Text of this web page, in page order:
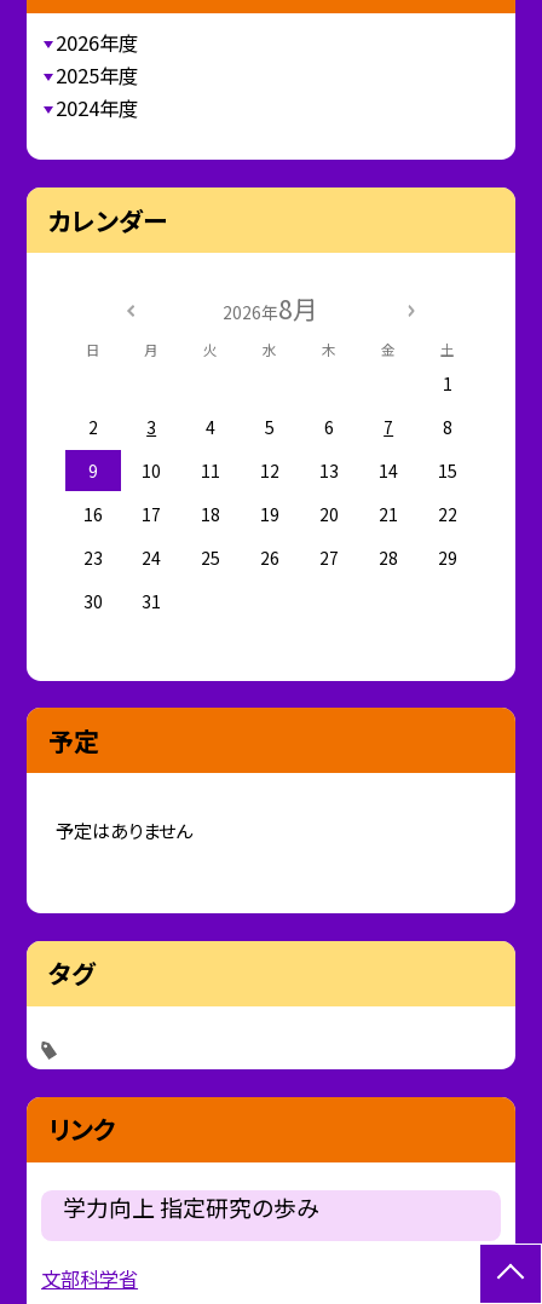
2026年度
2025年度
2024年度
カレンダー
2026年8月
日 月 火 水 木 金 土
1
2
3 4 5 6 7
8
9
10 11 12 13 14
15
16
17 18 19 20 21
22
23
24 25 26 27 28
29
30
31
予定
予定はありません
タグ
リンク
学力向上 指定研究の歩み
文部科学省